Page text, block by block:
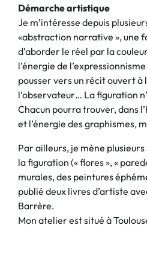
Démarche artistique
Je m’intéresse depuis
«abstraction narrative », une
d’aborder le réel par la
l’énergie de
pousser vers un récit ouvert à
l’observateur… La figuration
Chacun pourra trouver, dans
et l’énergie des graphismes,
Par ailleurs, je mène
la figuration (« flores », «
murales, des peintures
publié deux livres d’artiste
Barrère.
Mon atelier est situé à